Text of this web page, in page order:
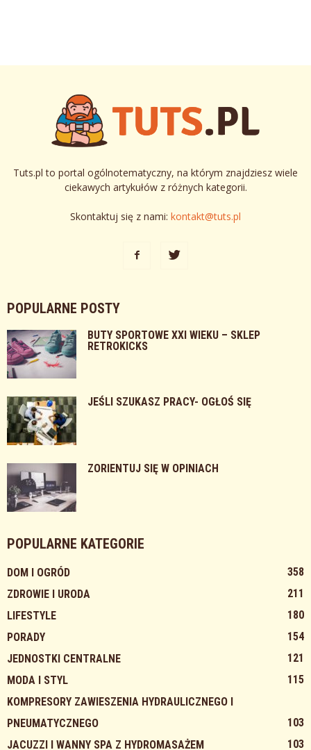
Tuts.pl to portal ogólnotematyczny, na którym znajdziesz wiele
ciekawych artykułów z różnych kategorii.
Skontaktuj się z nami: kontakt@tuts.pl
POPULARNE POSTY
BUTY SPORTOWE XXI WIEKU – SKLEP
RETROKICKS
JEŚLI SZUKASZ PRACY- OGŁOŚ SIĘ
ZORIENTUJ SIĘ W OPINIACH
POPULARNE KATEGORIE
DOM I OGRÓD
358
ZDROWIE I URODA
211
LIFESTYLE
180
PORADY
154
JEDNOSTKI CENTRALNE
121
MODA I STYL
115
KOMPRESORY ZAWIESZENIA HYDRAULICZNEGO I
PNEUMATYCZNEGO
103
JACUZZI I WANNY SPA Z HYDROMASAŻEM
103